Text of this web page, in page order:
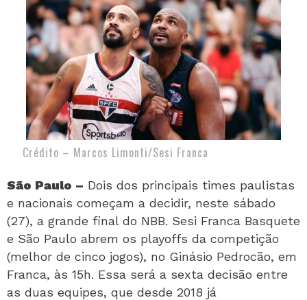
Crédito – Marcos Limonti/Sesi Franca
São Paulo – Dois dos principais times paulistas
e nacionais começam a decidir, neste sábado
(27), a grande final do NBB. Sesi Franca Basquete
e São Paulo abrem os playoffs da competição
(melhor de cinco jogos), no Ginásio Pedrocão, em
Franca, às 15h. Essa será a sexta decisão entre
as duas equipes, que desde 2018 já